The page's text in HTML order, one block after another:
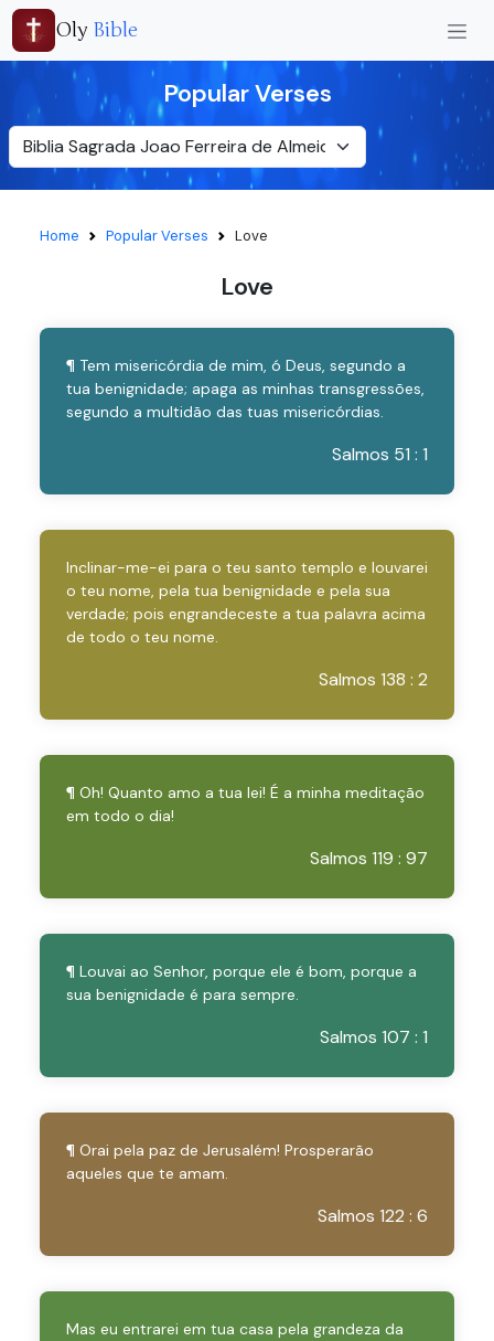
Oly Bible
Popular Verses
Home Popular Verses Love
Love
¶ Tem misericórdia de mim, ó Deus, segundo a
tua benignidade; apaga as minhas transgressões,
segundo a multidão das tuas misericórdias.
Salmos 51 : 1
Inclinar-me-ei para o teu santo templo e louvarei
o teu nome, pela tua benignidade e pela sua
verdade; pois engrandeceste a tua palavra acima
de todo o teu nome.
Salmos 138 : 2
¶ Oh! Quanto amo a tua lei! É a minha meditação
em todo o dia!
Salmos 119 : 97
¶ Louvai ao Senhor, porque ele é bom, porque a
sua benignidade é para sempre.
Salmos 107 : 1
¶ Orai pela paz de Jerusalém! Prosperarão
aqueles que te amam.
Salmos 122 : 6
Mas eu entrarei em tua casa pela grandeza da